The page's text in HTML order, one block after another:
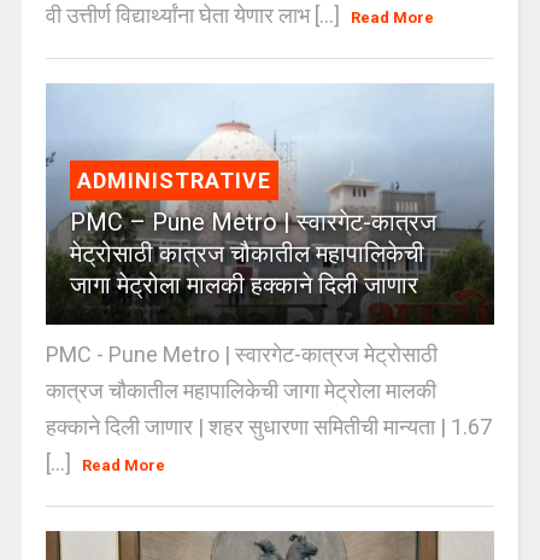
वी उत्तीर्ण विद्यार्थ्यांना घेता येणार लाभ [...]
Read More
ADMINISTRATIVE
PMC – Pune Metro | स्वारगेट-कात्रज
मेट्रोसाठी कात्रज चौकातील महापालिकेची
जागा मेट्रोला मालकी हक्काने दिली जाणार
PMC - Pune Metro | स्वारगेट-कात्रज मेट्रोसाठी
कात्रज चौकातील महापालिकेची जागा मेट्रोला मालकी
हक्काने दिली जाणार | शहर सुधारणा समितीची मान्यता | 1.67
[...]
Read More